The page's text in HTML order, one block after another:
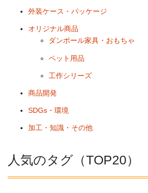
外装ケース・パッケージ
オリジナル商品
ダンボール家具・おもちゃ
ペット用品
工作シリーズ
商品開発
SDGs・環境
加工・知識・その他
人気のタグ（TOP20）